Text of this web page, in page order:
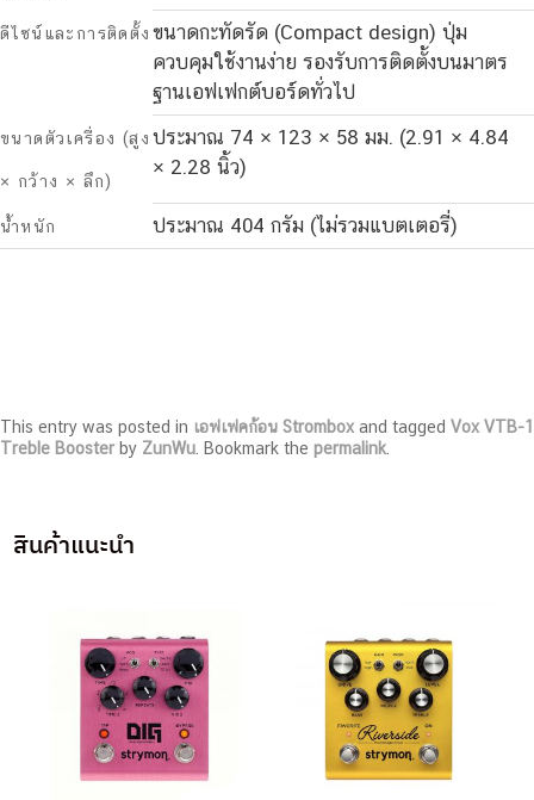
ดีไซน์และการติดตั้ง ขนาดกะทัดรัด (Compact design) ปุ่ม
ควบคุมใช้งานง่าย รองรับการติดตั้งบนมาตร
ฐานเอฟเฟกต์บอร์ดทั่วไป
ขนาดตัวเครื่อง (สูง
× กว้าง × ลึก)
ประมาณ 74 × 123 × 58 มม. (2.91 × 4.84
× 2.28 นิ้ว)
น้ำหนัก ประมาณ 404 กรัม (ไม่รวมแบตเตอรี่)
This entry was posted in เอฟเฟคก้อน Strombox and tagged Vox VTB-1
Treble Booster by ZunWu . Bookmark the permalink
สินค้าแนะนำ